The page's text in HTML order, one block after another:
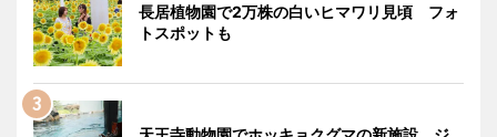
長居植物園で2万株の白いヒマワリ見頃 フォ
トスポットも